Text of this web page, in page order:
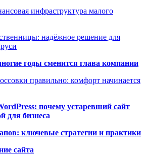
инфраструктура малого
надёжное решение для
годы сменится глава компании
правильно: комфорт начинается
почему устаревший сайт
для бизнеса
ключевые стратегии и практики
сайта